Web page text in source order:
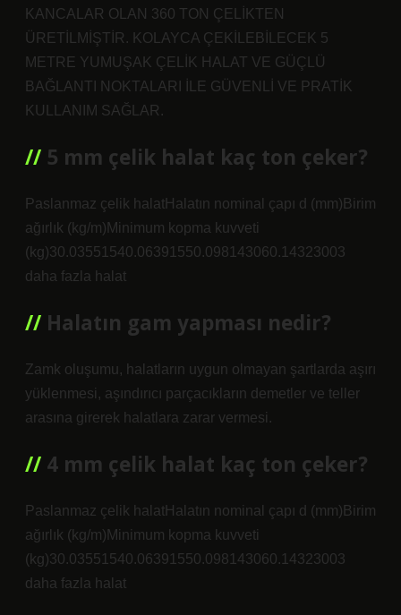
KANCALAR OLAN 360 TON ÇELİKTEN
ÜRETİLMİŞTİR. KOLAYCA ÇEKİLEBİLECEK 5
METRE YUMUŞAK ÇELİK HALAT VE GÜÇLÜ
BAĞLANTI NOKTALARI İLE GÜVENLİ VE PRATİK
KULLANIM SAĞLAR.
5 mm çelik halat kaç ton çeker?
Paslanmaz çelik halatHalatın nominal çapı d (mm)Birim
ağırlık (kg/m)Minimum kopma kuvveti
(kg)30.03551540.06391550.098143060.14323003
daha fazla halat
Halatın gam yapması nedir?
Zamk oluşumu, halatların uygun olmayan şartlarda aşırı
yüklenmesi, aşındırıcı parçacıkların demetler ve teller
arasına girerek halatlara zarar vermesi.
4 mm çelik halat kaç ton çeker?
Paslanmaz çelik halatHalatın nominal çapı d (mm)Birim
ağırlık (kg/m)Minimum kopma kuvveti
(kg)30.03551540.06391550.098143060.14323003
daha fazla halat